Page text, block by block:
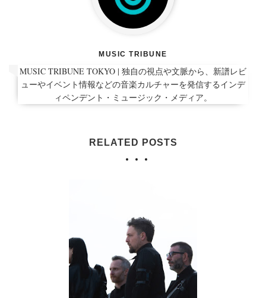
MUSIC TRIBUNE
MUSIC TRIBUNE TOKYO | 独自の視点や文脈から、新譜レビ
ューやイベント情報などの音楽カルチャーを発信するインデ
ィペンデント・ミュージック・メディア。
RELATED POSTS